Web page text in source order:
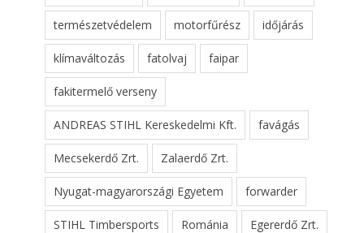
természetvédelem motorfűrész időjárás
klímaváltozás fatolvaj faipar
fakitermelő verseny
ANDREAS STIHL Kereskedelmi Kft. favágás
Mecsekerdő Zrt. Zalaerdő Zrt.
Nyugat-magyarországi Egyetem forwarder
STIHL Timbersports Románia Egererdő Zrt.